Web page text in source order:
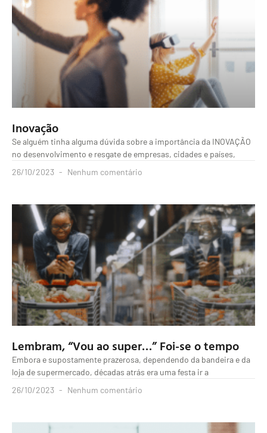
Inovação
Se alguém tinha alguma dúvida sobre a importância da INOVAÇÃO
no desenvolvimento e resgate de empresas, cidades e países,
26/10/2023
Nenhum comentário
Lembram, “Vou ao super…” Foi-se o tempo
Embora e supostamente prazerosa, dependendo da bandeira e da
loja de supermercado, décadas atrás era uma festa ir a
26/10/2023
Nenhum comentário